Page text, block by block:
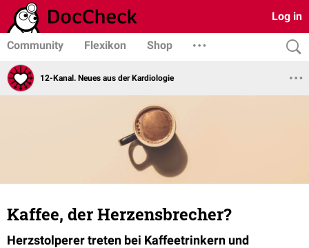
Log in
Community Flexikon Shop
12-Kanal. Neues aus der Kardiologie
Kaffee, der Herzensbrecher?
Herzstolperer treten bei Kaffeetrinkern und